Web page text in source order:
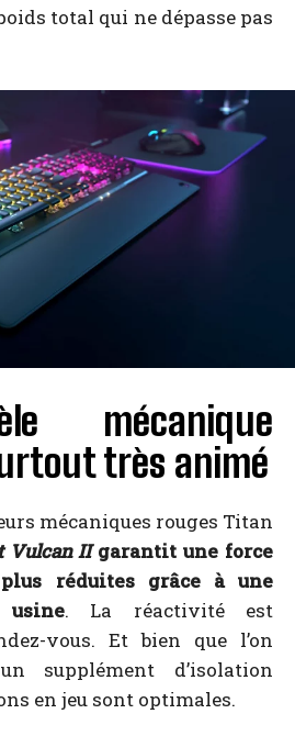
total qui ne dépasse pas
mécanique
très animé
mécaniques rouges Titan
Vulcan II garantit une force
réduites grâce à une
. La réactivité est
vous. Et bien que l’on
supplément d’isolation
en jeu sont optimales.